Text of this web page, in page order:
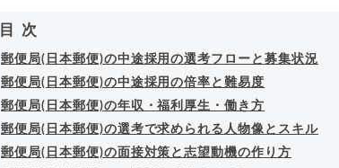
目次
郵便局(日本郵便)の中途採用の選考フローと募集状況
郵便局(日本郵便)の中途採用の倍率と難易度
郵便局(日本郵便)の年収・福利厚生・働き方
郵便局(日本郵便)の選考で求められる人物像とスキル
郵便局(日本郵便)の面接対策と志望動機の作り方